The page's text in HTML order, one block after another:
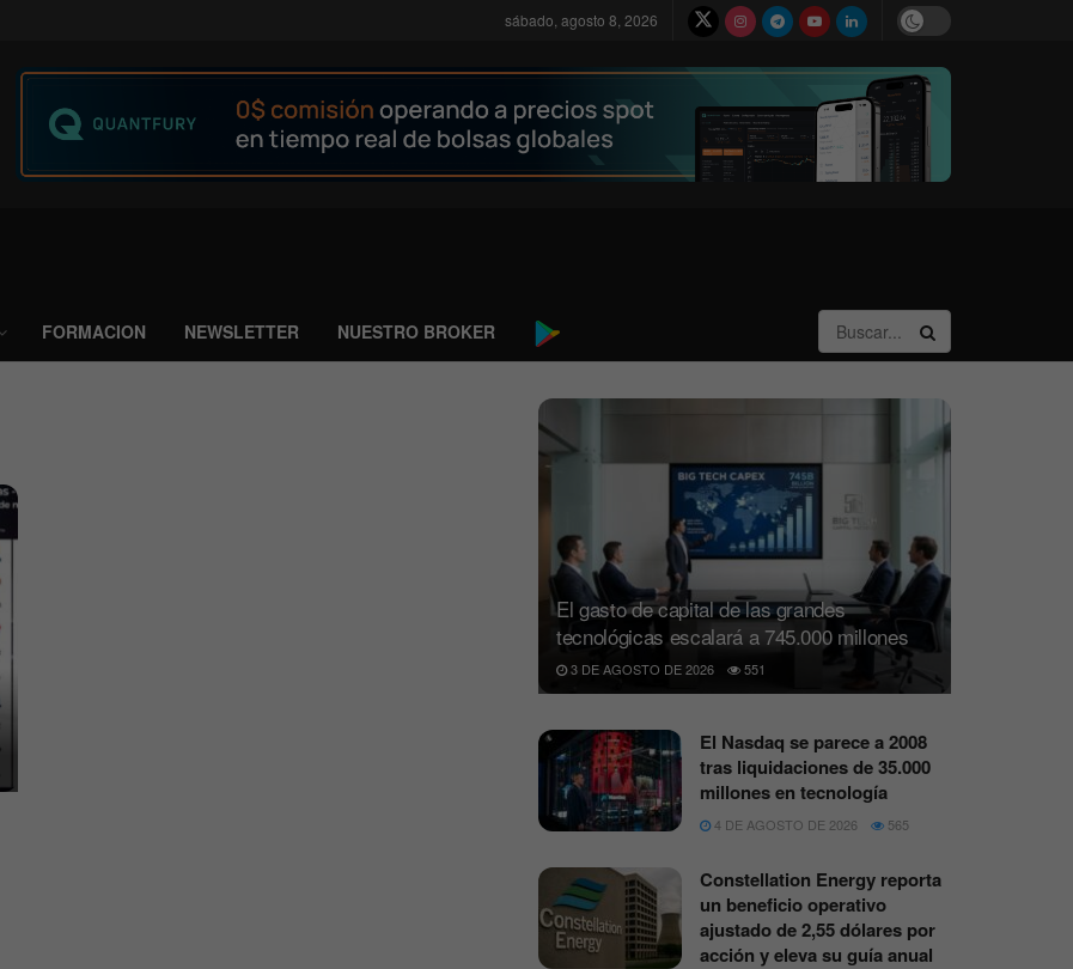
sábado, agosto 8, 2026
FORMACION NEWSLETTER NUESTRO BROKER
El gasto de capital de las grandes
tecnológicas escalará a 745.000 millones
3 DE AGOSTO DE 2026 551
El Nasdaq se parece a 2008
tras liquidaciones de 35.000
millones en tecnología
4 DE AGOSTO DE 2026 565
Constellation Energy reporta
un beneficio operativo
ajustado de 2,55 dólares por
acción y eleva su guía anual